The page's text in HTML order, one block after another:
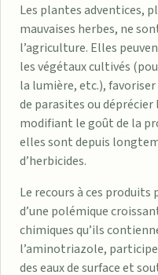
Les plantes adventices,
mauvaises herbes, ne
l’agriculture. Elles
les végétaux cultivés
la lumière, etc.), favoriser
de parasites ou
modifiant le goût de la
elles sont depuis
d’herbicides.
Le recours à ces
d’une polémique
chimiques qu’ils
l’aminotriazole,
des eaux de surface et